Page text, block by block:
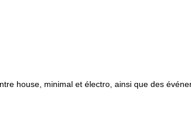
house, minimal et électro, ainsi que des